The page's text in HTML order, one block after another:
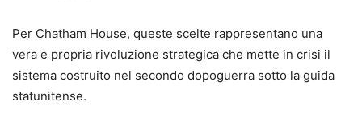
Per Chatham House, queste scelte rappresentano una
vera e propria rivoluzione strategica che mette in crisi il
sistema costruito nel secondo dopoguerra sotto la guida
statunitense.